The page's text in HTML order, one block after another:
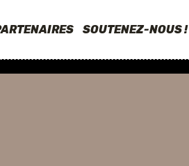
SOUTENEZ-NOUS !